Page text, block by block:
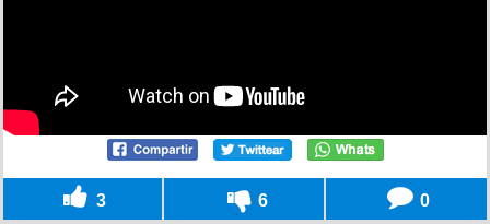
3 6 0